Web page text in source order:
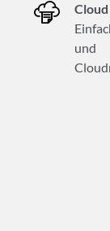
Cloud
und